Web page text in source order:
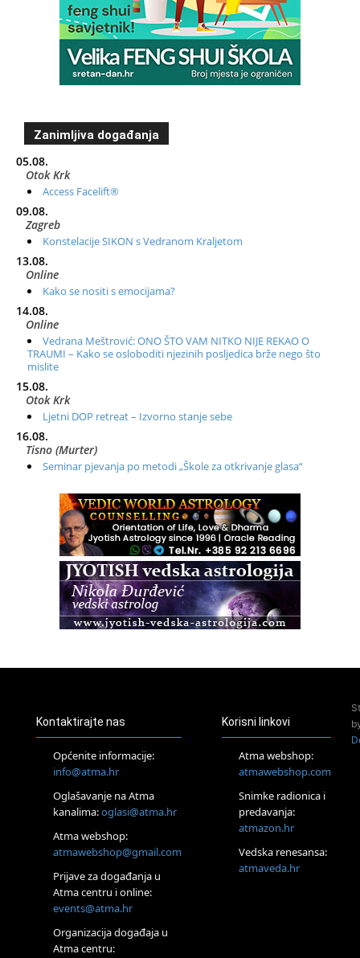
Zanimljiva događanja
05.08.
Otok Krk
Access Facelift®
09.08.
Zagreb
Konstelacije SIKON s Vedranom Kraljetom
13.08.
Online
Kako se nositi s emocijama?
14.08.
Online
Vedrana Meštrović: ONO ŠTO VAM NITKO NIJE REKAO O
TRAUMI – Kako se osloboditi njezinih posljedica brže nego što
mislite
15.08.
Otok Krk
Ljetni DOP retreat – Izvorno stanje sebe
16.08.
Tisno (Murter)
Seminar pjevanja po metodi „Škole za otkrivanje glasa“
Radionica: Pomagači iz drugih dimenzija Online – otvoreno za
Zagreb+Online
Osnovni ThetaHealing® tečaj, Zagreb i Online
Access BARS®, otpusti stres
Pjesma srca / Zagreb
Tečaj Višeg Vodstva, razvijanja intuicije i Akaša zapisa
Online
Postanite Nositelj Vibracije Nove Zemlje
Visoko
Alemka Dauskardt – Jednodnevna radionica sistemskih
konstelacija
Zagreb
HOD PO ŽERAVICI – Seminar koji mijenja tijelo, duh i um
SoulFest – Festival glazbe, mudrosti i zajedništva
Kontaktirajte nas
Općenite informacije:
info@atma.hr
Oglašavanje na Atma
kanalima:oglasi@atma.hr
Atma webshop:
atmawebshop@gmail.com
Prijave za događanja u
Atma centru i online:
events@atma.hr
Organizacija događaja u
Atma centru:
Korisni linkovi
Atma webshop:
atmawebshop.com
Snimke radionica i
predavanja:
atmazon.hr
Vedska renesansa:
atmaveda.hr